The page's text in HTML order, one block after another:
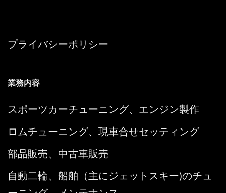
プライバシーポリシー
業務内容
スポーツカーチューニング、エンジン製作
ロムチューニング、現車合せセッティング
部品販売、中古車販売
自動二輪、船舶（主にジェットスキー)のチュ